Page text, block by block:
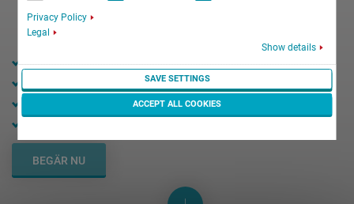
Privacy Policy
Legal
Show details
SAVE SETTINGS
ACCEPT ALL COOKIES
40 mm stångdiameter
Varvtal max.
BEGÄR NU